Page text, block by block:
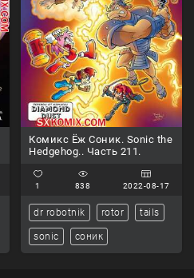
Комикс Ёж Соник. Sonic the
Hedgehog.. Часть 211.
1 838 2022-08-17
dr robotnik rotor tails
sonic соник